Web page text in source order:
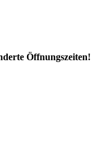
Öffnungszeiten!